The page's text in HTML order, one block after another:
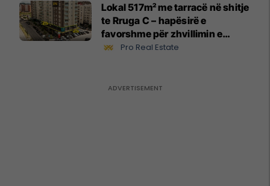
Lokal 517m² me tarracë në shitje
te Rruga C – hapësirë e
favorshme për zhvillimin e
biznesit #15796
Pro Real Estate